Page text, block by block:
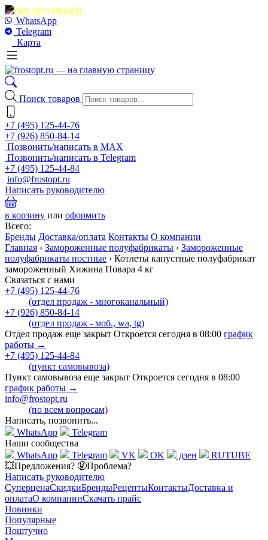
WhatsApp
Telegram
Карта
Поиск товаров
+7 (495) 125-44-76
+7 (926) 850-84-14
Позвонить/написать в MAX
Позвонить/написать в Telegram
+7 (495) 125-44-84
info@frostopt.ru
Написать руководителю
в корзину или оформить
Всего:
Бренды Доставка/оплата Контакты О компании
Главная › Замороженные полуфабрикаты › Замороженные
полуфабрикаты постные › Котлеты капустные полуфабрикат
замороженный Хижина Повара 4 кг
Связаться с нами
+7 (495) 125-44-76
(отдел продаж - многоканальный)
+7 (926) 850-84-14
(отдел продаж - моб., wa, tg)
Отдел продаж еще закрыт Откроется сегодня в 08:00 график
работы →
+7 (495) 125-44-84
(пункт самовывоза)
Пункт самовывоза еще закрыт Откроется сегодня в 08:00
график работы →
info@frostopt.ru
(по всем вопросам)
Написать, позвонить...
WhatsApp
Telegram
Наши сообщества
WhatsApp
Telegram VK OK дзен
RUTUBE
💥Предложения? 🤬Проблема?
Написать руководителю
СуперценаСкидкиБрендыРецептыКонтактыДоставка и
оплатаО компанииСкачать прайс
Новинки
Популярные
Поштучно